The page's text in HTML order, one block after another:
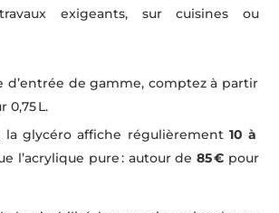
exigeants, sur cuisines ou
d’entrée de gamme, comptez à partir
0,75 L.
la glycéro affiche régulièrement 10 à
l’acrylique pure : autour de 85 €pour